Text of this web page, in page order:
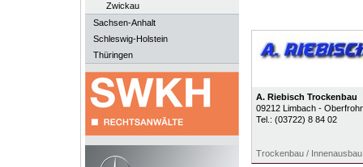
Zwickau
Sachsen-Anhalt
Schleswig-Holstein
Thüringen
A. Riebisch Trockenbau
09212 Limbach -
Tel.: (03722) 8 84 02
Trockenbau / Innenausbau